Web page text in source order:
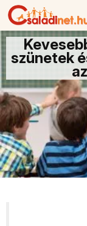
szünetek